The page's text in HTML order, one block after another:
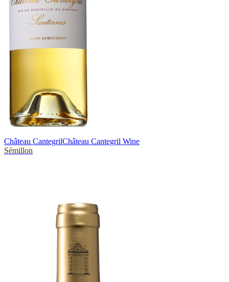
Château CantegrilChâteau Cantegril Wine
Sémillon